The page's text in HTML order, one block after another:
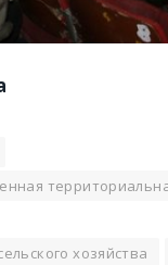
хозяйства